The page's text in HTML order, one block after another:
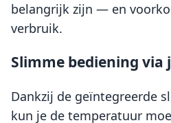
belangrijk zijn — en
verbruik.
Slimme bediening via
Dankzij de geïntegreerde
kun je de temperatuur